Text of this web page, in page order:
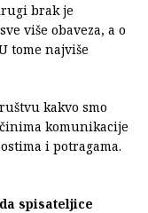
brak je
više obaveza, a o
tome najviše
kakvo smo
komunikacije
i potragama.
spisateljice